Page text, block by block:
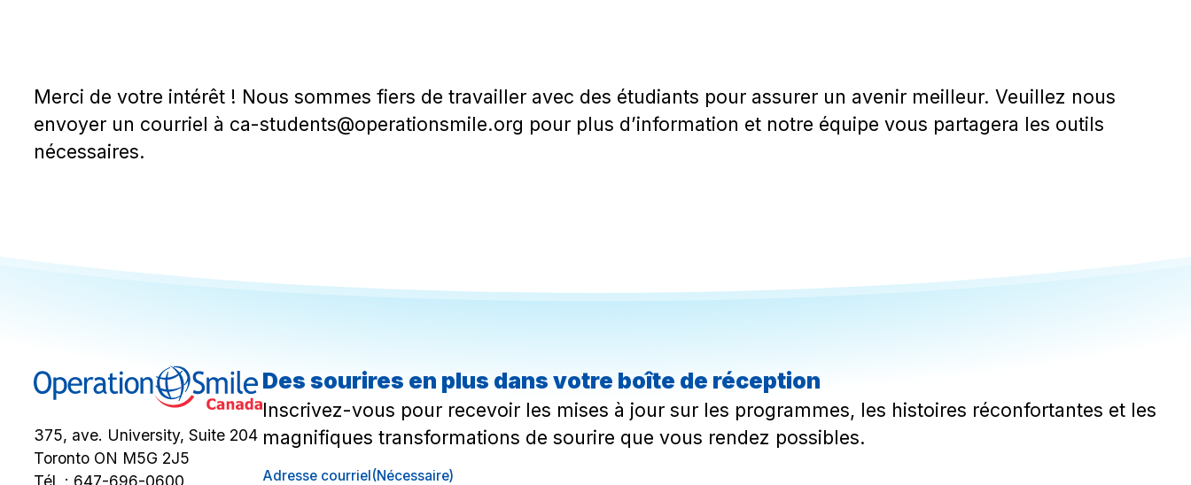
Merci de votre intérêt ! Nous sommes fiers de travailler avec des étudiants pour assurer un avenir meilleur. Veuillez nous
envoyer un courriel à ca-students@operationsmile.org pour plus d’information et notre équipe vous partagera les outils
nécessaires.
Des sourires en plus dans votre boîte de réception
Inscrivez-vous pour recevoir les mises à jour sur les programmes, les histoires réconfortantes et les
magnifiques transformations de sourire que vous rendez possibles.
Adresse courriel(Nécessaire)
375, ave. University, Suite 204
Toronto ON M5G 2J5
Tél. : 647-696-0600